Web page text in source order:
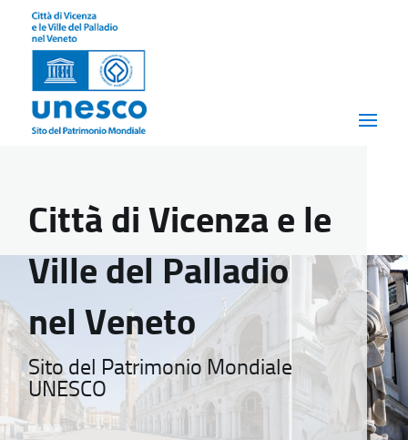
Città di Vicenza e le
Ville del Palladio
nel Veneto
Sito del Patrimonio Mondiale
UNESCO